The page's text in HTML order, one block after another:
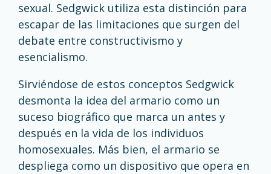
sexual. Sedgwick utiliza esta distinción para
escapar de las limitaciones que surgen del
debate entre constructivismo y
esencialismo.
Sirviéndose de estos conceptos Sedgwick
desmonta la idea del armario como un
suceso biográfico que marca un antes y
después en la vida de los individuos
homosexuales. Más bien, el armario se
despliega como un dispositivo que opera en